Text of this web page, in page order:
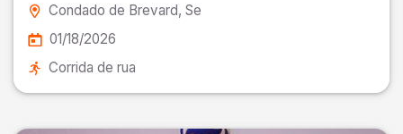
Condado de Brevard, Se
01/18/2026
Corrida de rua